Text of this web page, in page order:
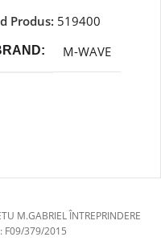
Produs: 519400
M-WAVE
M.GABRIEL ÎNTREPRINDERE
F09/379/2015